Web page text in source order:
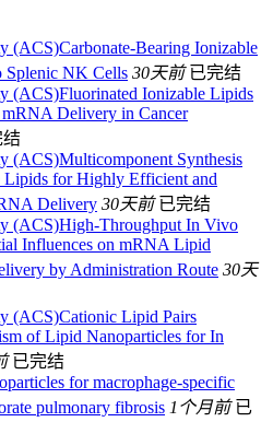
Carbonate-Bearing Ionizable
NK Cells 30天前 已完结
Fluorinated Ionizable Lipids
Delivery in Cancer
Multicomponent Synthesis
Lipids for Highly Efficient and
Delivery 30天前 已完结
High-Throughput In Vivo
Influences on mRNA Lipid
by Administration Route 30天
Cationic Lipid Pairs
of Lipid Nanoparticles for In
已完结
for macrophage-specific
pulmonary fibrosis 1个月前 已